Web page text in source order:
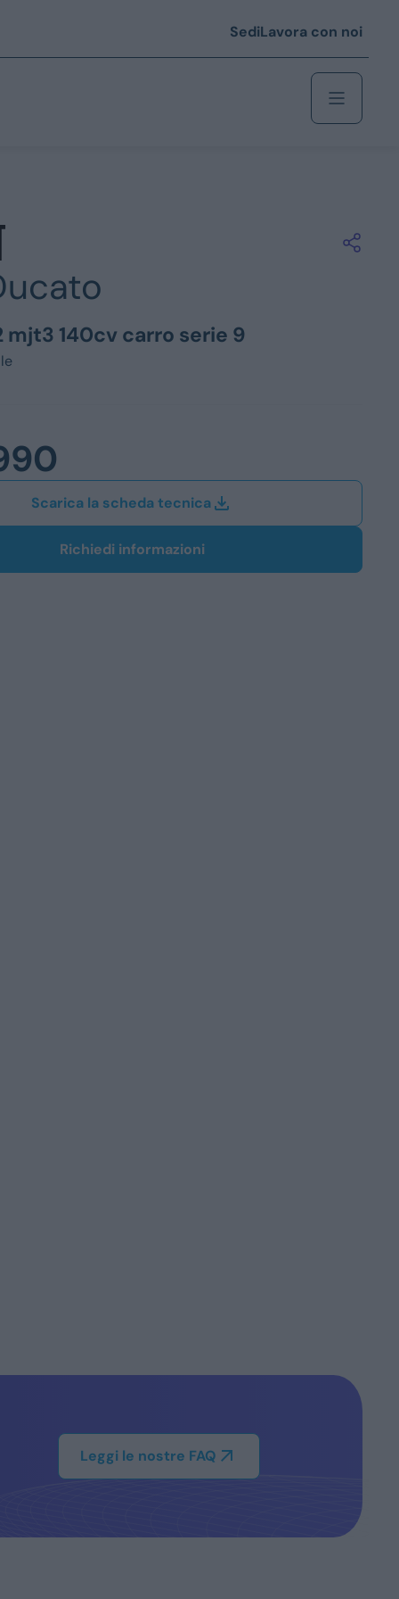
SediLavora con noi
25.000
€ 35.000
mjt3 140cv carro serie 9
Scarica la scheda tecnica
Richiedi informazioni
Leggi le nostre FAQ